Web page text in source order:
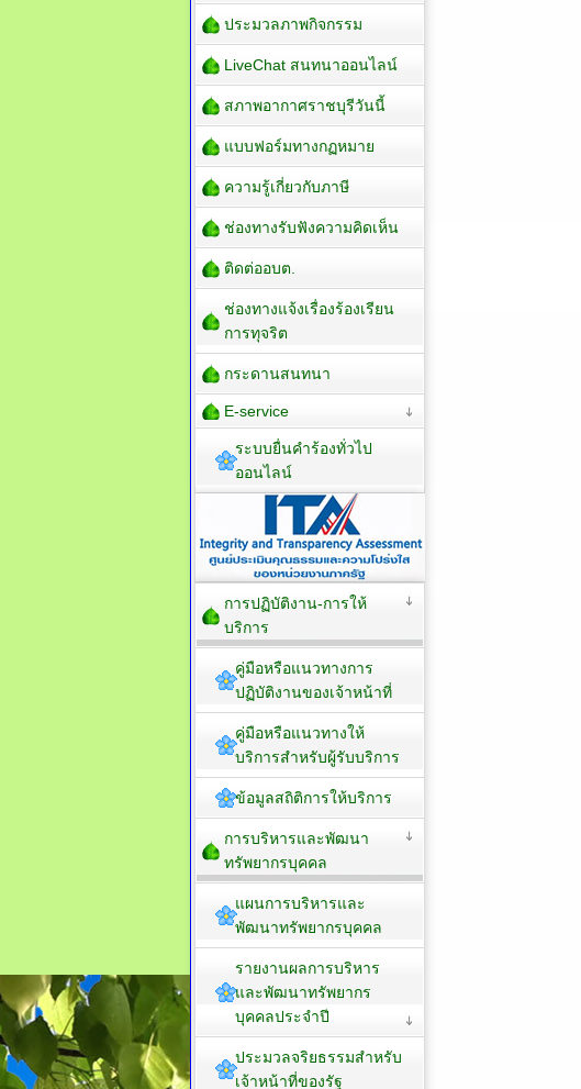
ประมวลภาพกิจกรรม
LiveChat สนทนาออนไลน์
สภาพอากาศราชบุรีวันนี้
แบบฟอร์มทางกฏหมาย
ความรู้เกี่ยวกับภาษี
ช่องทางรับฟังความคิดเห็น
ติดต่ออบต.
ช่องทางแจ้งเรื่องร้องเรียน
การทุจริต
กระดานสนทนา
E-service
ระบบยื่นคำร้องทั่วไป
ออนไลน์
การปฏิบัติงาน-การให้
บริการ
คู่มือหรือแนวทางการ
ปฏิบัติงานของเจ้าหน้าที่
คู่มือหรือแนวทางให้
บริการสำหรับผู้รับบริการ
ข้อมูลสถิติการให้บริการ
การบริหารและพัฒนา
ทรัพยากรบุคคล
แผนการบริหารและ
พัฒนาทรัพยากรบุคคล
รายงานผลการบริหาร
และพัฒนาทรัพยากร
บุคคลประจำปี
ประมวลจริยธรรมสำหรับ
เจ้าหน้าที่ของรัฐ